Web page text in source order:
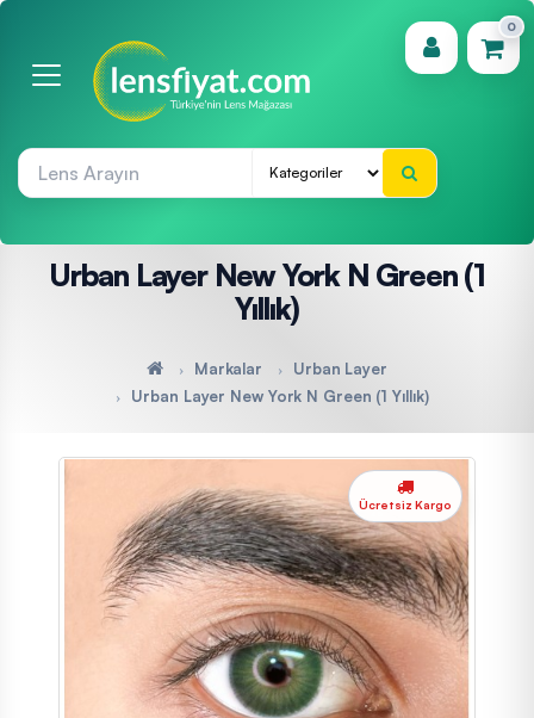
0
(0)
Urban Layer New York N Green (1
Yıllık)
Markalar
Urban Layer
Urban Layer New York N Green (1 Yıllık)
Ücretsiz Kargo